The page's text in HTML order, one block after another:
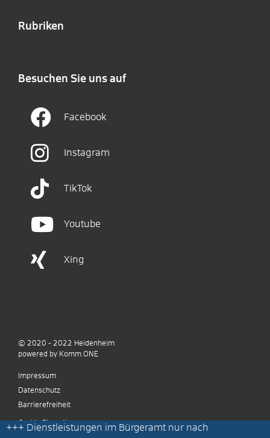
Rubriken
Besuchen Sie uns auf
Facebook
Instagram
TikTok
Youtube
Xing
+++ Dienstleistungen im Bürgeramt nur nach
© 2020 - 2022 Heidenheim
powered by Komm.ONE
Impressum
Datenschutz
Barrierefreiheit
Cookie Einstellungen